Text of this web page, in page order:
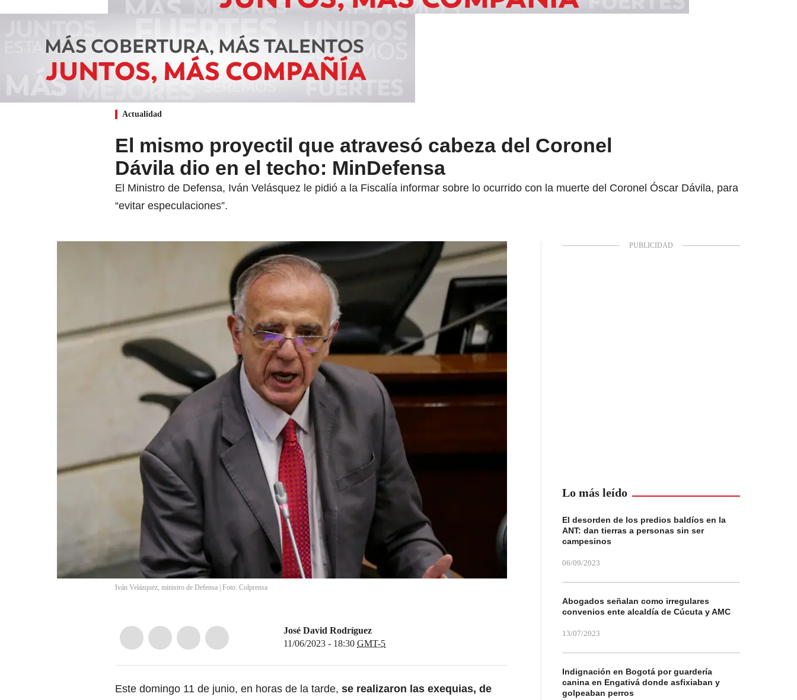
Actualidad
El mismo proyectil que atravesó cabeza del Coronel
Dávila dio en el techo: MinDefensa
El Ministro de Defensa, Iván Velásquez le pidió a la Fiscalía informar sobre lo ocurrido con la muerte del Coronel Óscar Dávila, para
“evitar especulaciones”.
Iván Velázquez, ministro de Defensa | Foto: Colprensa
José David Rodríguez
11/06/2023 - 18:30 GMT-5
Este domingo 11 de junio, en horas de la tarde, se realizaron las exequias, de
Lo más leído
El desorden de los predios baldíos en la
ANT: dan tierras a personas sin ser
campesinos
06/09/2023
Abogados señalan como irregulares
convenios ente alcaldía de Cúcuta y AMC
13/07/2023
Indignación en Bogotá por guardería
canina en Engativá donde asfixiaban y
golpeaban perros